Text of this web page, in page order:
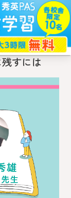
ディア
すには